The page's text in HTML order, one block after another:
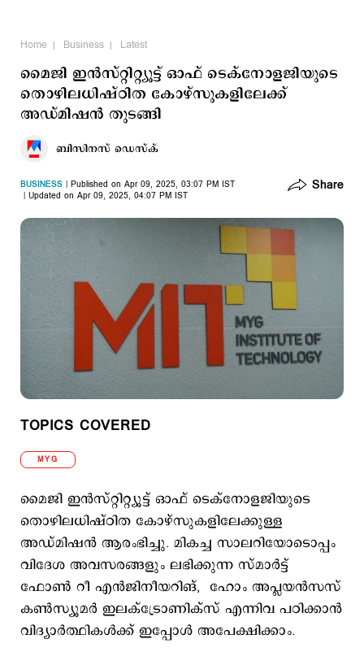
Home Business Latest
മൈജി ഇൻസ്റ്റിറ്റ്യൂട്ട് ഓഫ് ടെക്നോളജിയുടെ
തൊഴിലധിഷ്ഠിത കോഴ്സുകളിലേക്ക്
അഡ്മിഷൻ തുടങ്ങി
ബിസിനസ് ഡെസ്ക്
BUSINESS
Published on Apr 09, 2025, 03:07 PM IST
Updated on Apr 09, 2025, 04:07 PM IST
Share
TOPICS COVERED
MYG
മൈജി ഇൻസ്റ്റിറ്റ്യൂട്ട് ഓഫ് ടെക്നോളജിയുടെ
തൊഴിലധിഷ്ഠിത കോഴ്സുകളിലേക്കുള്ള
അഡ്മിഷൻ ആരംഭിച്ചു. മികച്ച സാലറിയോടൊപ്പം
വിദേശ അവസരങ്ങളും ലഭിക്കുന്ന സ്മാർട്ട്
ഫോൺ റീ എൻജിനീയറിങ്, ഹോം അപ്ലയൻസസ്
കൺസ്യൂമർ ഇലക്ട്രോണിക്സ് എന്നിവ പഠിക്കാന്‍
വിദ്യാർത്ഥികൾക്ക് ഇപ്പോള്‍ അപേക്ഷിക്കാം.